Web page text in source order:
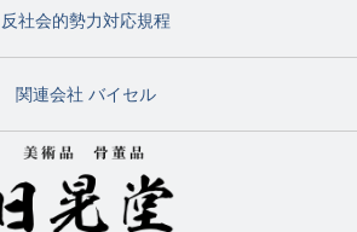
反社会的勢力対応規程
関連会社 バイセル